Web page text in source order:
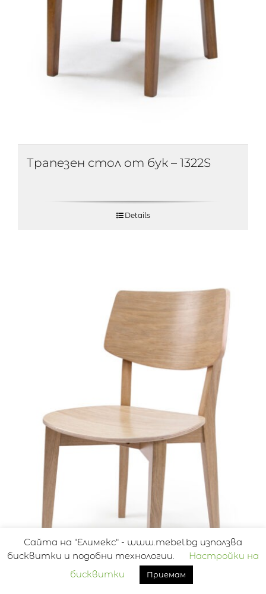
Трапезен стол от бук – 1322S
Details
Сайта на "Елимекс" - www.mebel.bg използва
бисквитки и подобни технологии.
Настройки на
бисквитки
Приемам